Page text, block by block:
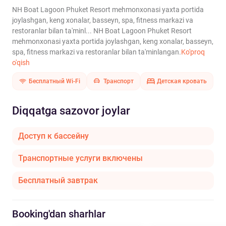
NH Boat Lagoon Phuket Resort mehmonxonasi yaxta portida
joylashgan, keng xonalar, basseyn, spa, fitness markazi va
restoranlar bilan ta'minl... NH Boat Lagoon Phuket Resort
mehmonxonasi yaxta portida joylashgan, keng xonalar, basseyn,
spa, fitness markazi va restoranlar bilan ta'minlangan.Ko'proq
o'qish
Бесплатный Wi-Fi Транспорт Детская кровать
Diqqatga sazovor joylar
Доступ к бассейну
Транспортные услуги включены
Бесплатный завтрак
Booking'dan sharhlar